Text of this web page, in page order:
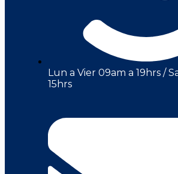
Lun a Vier 09am a 19hrs /
15hrs